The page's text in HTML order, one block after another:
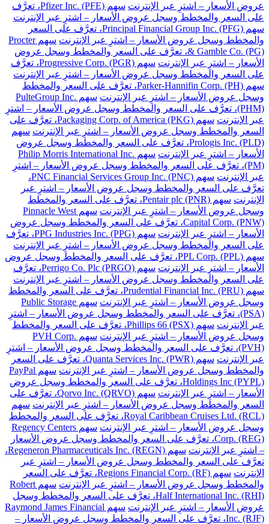
عروض الأسعار – اشترِ عبر الإنترنت
سهم Pfizer Inc. (PFE)، تعرَّف
على السعر والمخطط وسجل عروض الأسعار – اشترِ عبر الإنترنت
سهم Principal Financial Group Inc. (PFG)، تعرَّف على السعر
والمخطط وسجل عروض الأسعار – اشترِ عبر الإنترنت
سهم Procter
& Gamble Co. (PG)، تعرَّف على السعر والمخطط وسجل عروض
الأسعار – اشترِ عبر الإنترنت
سهم Progressive Corp. (PGR)، تعرَّف
على السعر والمخطط وسجل عروض الأسعار – اشترِ عبر الإنترنت
سهم Parker-Hannifin Corp. (PH)، تعرَّف على السعر والمخطط
وسجل عروض الأسعار – اشترِ عبر الإنترنت
سهم PulteGroup Inc.
(PHM)، تعرَّف على السعر والمخطط وسجل عروض الأسعار – اشترِ
عبر الإنترنت
سهم Packaging Corp. of America (PKG)، تعرَّف على
السعر والمخطط وسجل عروض الأسعار – اشترِ عبر الإنترنت سهم
Prologis Inc. (PLD)، تعرَّف على السعر والمخطط وسجل عروض
الأسعار – اشترِ عبر الإنترنت
سهم Philip Morris International Inc.
(PM)، تعرَّف على السعر والمخطط وسجل عروض الأسعار – اشترِ
عبر الإنترنت
سهم PNC Financial Services Group Inc. (PNC)،
تعرَّف على السعر والمخطط وسجل عروض الأسعار – اشترِ عبر
الإنترنت
سهم Pentair plc (PNR)، تعرَّف على السعر والمخطط
وسجل عروض الأسعار – اشترِ عبر الإنترنت
سهم Pinnacle West
Capital Corp. (PNW)، تعرَّف على السعر والمخطط وسجل عروض
الأسعار – اشترِ عبر الإنترنت
سهم PPG Industries Inc. (PPG)، تعرَّف
على السعر والمخطط وسجل عروض الأسعار – اشترِ عبر الإنترنت
سهم PPL Corp. (PPL)، تعرَّف على السعر والمخطط وسجل عروض
الأسعار – اشترِ عبر الإنترنت
سهم Perrigo Co. Plc (PRGO)، تعرَّف
على السعر والمخطط وسجل عروض الأسعار – اشترِ عبر الإنترنت
سهم Prudential Financial Inc. (PRU)، تعرَّف على السعر والمخطط
وسجل عروض الأسعار – اشترِ عبر الإنترنت
سهم Public Storage
(PSA)، تعرَّف على السعر والمخطط وسجل عروض الأسعار – اشترِ
عبر الإنترنت
سهم Phillips 66 (PSX)، تعرَّف على السعر والمخطط
وسجل عروض الأسعار – اشترِ عبر الإنترنت
سهم PVH Corp.
(PVH)، تعرَّف على السعر والمخطط وسجل عروض الأسعار – اشترِ
عبر الإنترنت
سهم Quanta Services Inc. (PWR)، تعرَّف على السعر
والمخطط وسجل عروض الأسعار – اشترِ عبر الإنترنت
سهم PayPal
Holdings Inc (PYPL)، تعرَّف على السعر والمخطط وسجل عروض
الأسعار – اشترِ عبر الإنترنت
سهم Qorvo Inc. (QRVO)، تعرَّف على
السعر والمخطط وسجل عروض الأسعار – اشترِ عبر الإنترنت سهم
Royal Caribbean Cruises Ltd. (RCL)، تعرَّف على السعر والمخطط
وسجل عروض الأسعار – اشترِ عبر الإنترنت
سهم Regency Centers
Corp. (REG)، تعرَّف على السعر والمخطط وسجل عروض الأسعار
– اشترِ عبر الإنترنت
سهم Regeneron Pharmaceuticals Inc. (REGN)،
تعرَّف على السعر والمخطط وسجل عروض الأسعار – اشترِ عبر
الإنترنت
سهم Regions Financial Corp. (RF)، تعرَّف على السعر
والمخطط وسجل عروض الأسعار – اشترِ عبر الإنترنت
سهم Robert
Half International Inc. (RHI)، تعرَّف على السعر والمخطط وسجل
عروض الأسعار – اشترِ عبر الإنترنت
سهم Raymond James Financial
Inc. (RJF)، تعرَّف على السعر والمخطط وسجل عروض الأسعار –